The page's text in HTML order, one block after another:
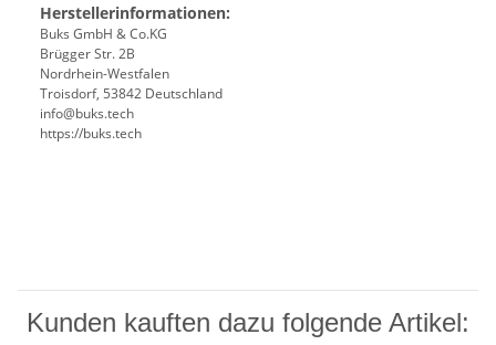
Herstellerinformationen:
Buks GmbH & Co.KG
Brügger Str. 2B
Nordrhein-Westfalen
Troisdorf, 53842 Deutschland
info@buks.tech
https://buks.tech
Kunden kauften dazu folgende Artikel: